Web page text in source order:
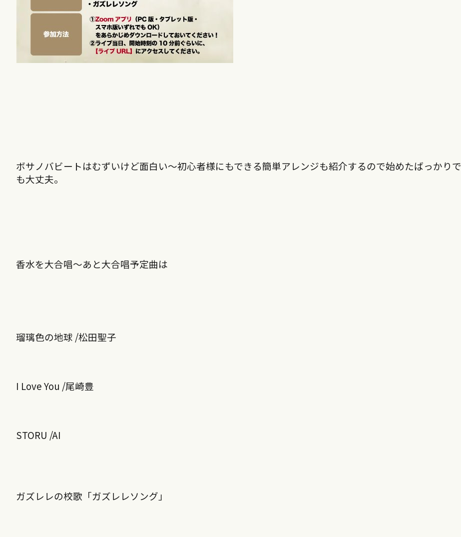
ボサノバビートはむずいけど面白い～初心者様にもできる簡単アレンジも紹介するので始めたばっかりで
も大丈夫。
香水を大合唱～あと大合唱予定曲は
瑠璃色の地球 /松田聖子
I Love You /尾崎豊
STORU /AI
ガズレレの校歌「ガズレレソング」